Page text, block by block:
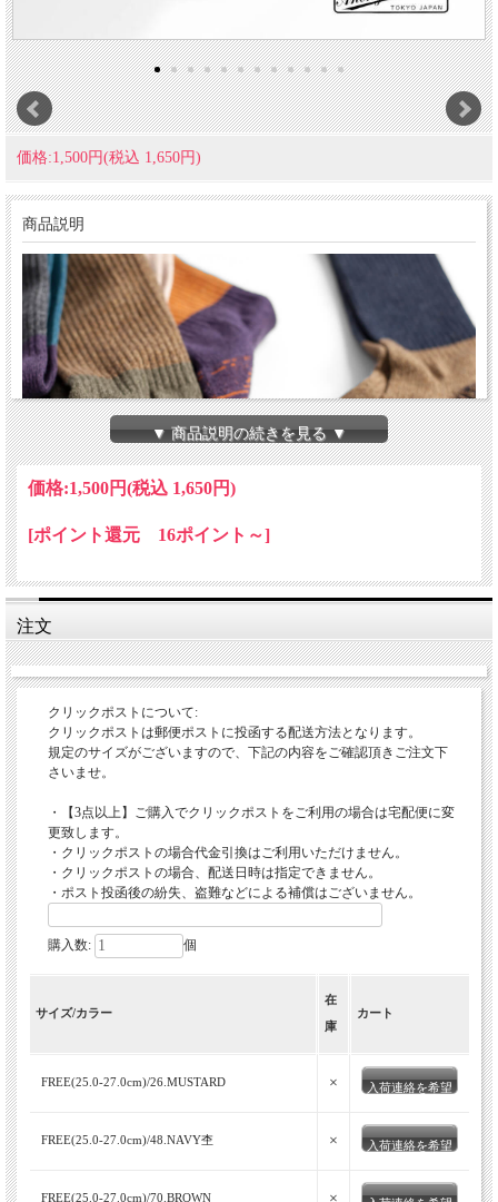
価格:1,500円(税込 1,650円)
商品説明
▼ 商品説明の続きを見る ▼
価格:1,500円(税込 1,650円)
[ポイント還元 16ポイント～]
注文
クリックポストについて:
クリックポストは郵便ポストに投函する配送方法となります。
規定のサイズがございますので、下記の内容をご確認頂きご注文下
さいませ。
・【3点以上】ご購入でクリックポストをご利用の場合は宅配便に変
更致します。
・クリックポストの場合代金引換はご利用いただけません。
・クリックポストの場合、配送日時は指定できません。
・ポスト投函後の紛失、盗難などによる補償はございません。
購入数: 個
サイズ/カラー
在
庫
カート
FREE(25.0-27.0cm)/26.MUSTARD × 入荷連絡を希望
FREE(25.0-27.0cm)/48.NAVY杢 × 入荷連絡を希望
FREE(25.0-27.0cm)/70.BROWN ×